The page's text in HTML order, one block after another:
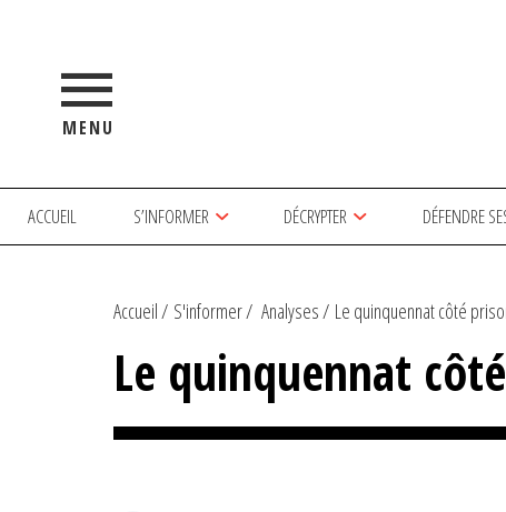
MENU
ACCUEIL S’INFORMER DÉCRYPTER DÉFENDRE
Accueil S'informer Analyses Le quinquennat côté
Le quinquennat